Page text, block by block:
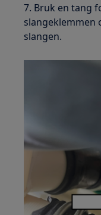
7. Bruk en tang
slangeklemmen
slangen.